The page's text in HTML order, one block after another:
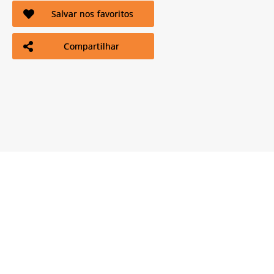
Salvar nos favoritos
Compartilhar